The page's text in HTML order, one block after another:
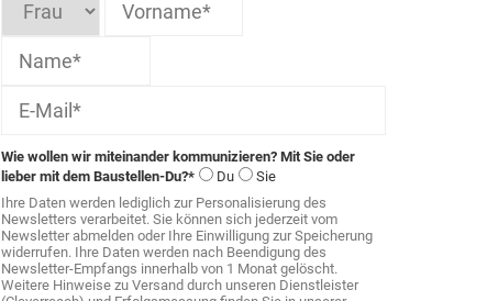
Wie wollen wir miteinander kommunizieren? Mit Sie oder
lieber mit dem Baustellen-Du?*
Du
Sie
Ihre Daten werden lediglich zur Personalisierung des
Newsletters verarbeitet. Sie können sich jederzeit vom
Newsletter abmelden oder Ihre Einwilligung zur Speicherung
widerrufen. Ihre Daten werden nach Beendigung des
Newsletter-Empfangs innerhalb von 1 Monat gelöscht.
Weitere Hinweise zu Versand durch unseren Dienstleister